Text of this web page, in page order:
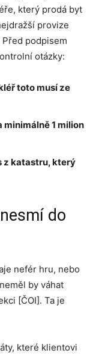
který prodá byt
provize
podpisem
otázky:
toto musí ze
minimálně 1 milion
z katastru, který
do
nefér hru, nebo
by váhat
[ČOI]. Ta je
které klientovi